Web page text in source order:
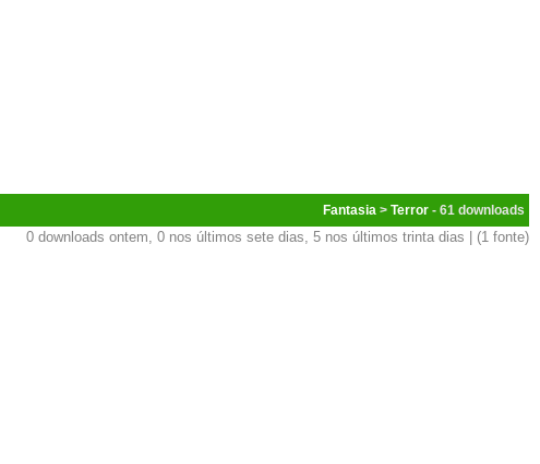
Fantasia > Terror - 61
0 downloads ontem, 0 nos últimos sete dias, 5 nos últimos trinta dias | (1 fonte)